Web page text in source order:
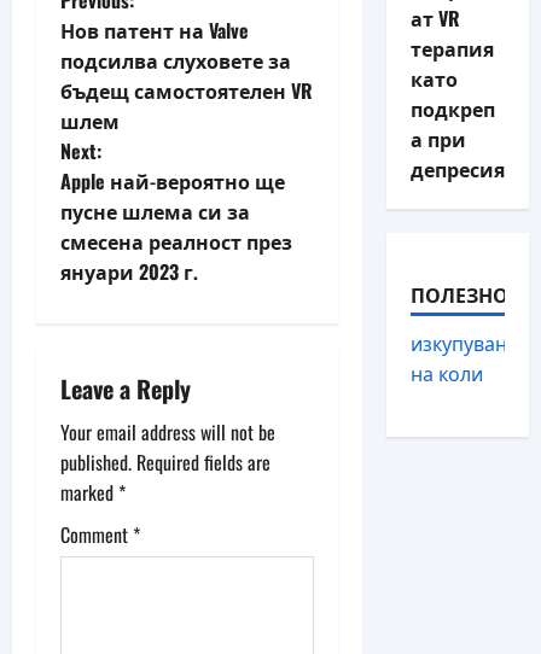
o
s
t
n
a
i
g
a
t
i
Нов патент на Valve
подсилва слуховете за
бъдещ самостоятелен VR
шлем
Next:
Apple най-вероятно ще
пусне шлема си за
смесена реалност през
януари 2023 г.
Leave a Reply
Your email address will not be
published. Required fields are
marked *
Comment *
ат VR
терапия
като
подкреп
а при
депресия
ПОЛЕЗНО
изкупуване
на коли